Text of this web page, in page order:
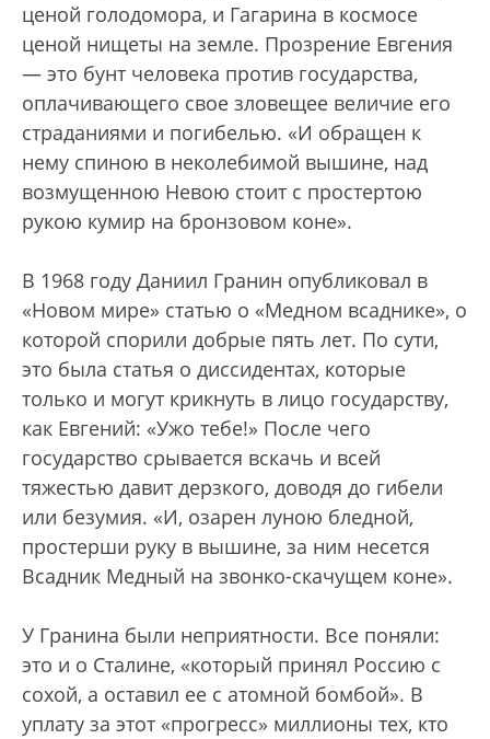
ценой голодомора, и Гагарина в космосе
ценой нищеты на земле. Прозрение Евгения
— это бунт человека против государства,
оплачивающего свое зловещее величие его
страданиями и погибелью. «И обращен к
нему спиною в неколебимой вышине, над
возмущенною Невою стоит с простертою
рукою кумир на бронзовом коне».
В 1968 году Даниил Гранин опубликовал в
«Новом мире» статью о «Медном всаднике», о
которой спорили добрые пять лет. По сути,
это была статья о диссидентах, которые
только и могут крикнуть в лицо государству,
как Евгений: «Ужо тебе!» После чего
государство срывается вскачь и всей
тяжестью давит дерзкого, доводя до гибели
или безумия. «И, озарен луною бледной,
простерши руку в вышине, за ним несется
Всадник Медный на звонко-скачущем коне».
У Гранина были неприятности. Все поняли:
это и о Сталине, «который принял Россию с
сохой, а оставил ее с атомной бомбой». В
уплату за этот «прогресс» миллионы тех, кто